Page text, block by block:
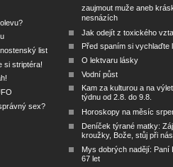
list
si striptéra!
sex?
zaujmout muže aneb
nesnázích
Jak odejít z toxického
Před spaním si vychlaďte
O lektvaru lásky
Vodní půst
Kam za kulturou a na
týdnu od 2.8. do 9.8.
Horoskopy na měsíc
Deníček týrané matky:
kroužky, Bože, stůj při nás
Mys dobrých nadějí: Paní
67 let